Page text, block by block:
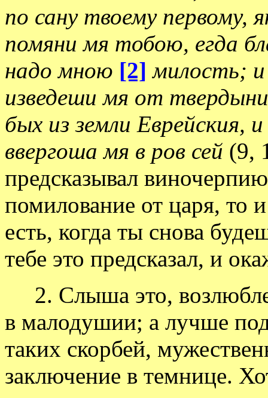
по сану твоему первому,
помяни мя тобою, егда
надо мною [2] милость;
изведеши мя от
бых из земли Еврейския,
ввергоша мя в ров сей (9,
предсказывал
помилование от царя, то
есть, когда ты снова
тебе это предсказал, и
2. Слыша это,
в малодушии; а лучше
таких скорбей,
заключение в темнице.